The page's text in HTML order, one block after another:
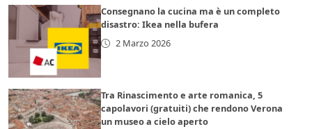
Consegnano la cucina ma è un completo
disastro: Ikea nella bufera
2 Marzo 2026
Tra Rinascimento e arte romanica, 5
capolavori (gratuiti) che rendono Verona
un museo a cielo aperto